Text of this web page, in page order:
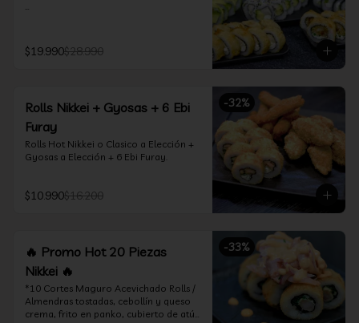
-Camarón furay, queso crema,
frito en tempura.
-Kanikama, queso crema, envuelto en
nori (hosomaki)
$19.990$28.990
-32%
Rolls Nikkei + Gyosas + 6 Ebi
Furay
Rolls Hot Nikkei o Clasico a Elección +
Gyosas a Elección + 6 Ebi Furay.
$10.990$16.200
-33%
🔥 Promo Hot 20 Piezas
Nikkei 🔥
*10 Cortes Maguro Acevichado Rolls /
Almendras tostadas, cebollín y queso
crema, frito en panko, cubierto de atún